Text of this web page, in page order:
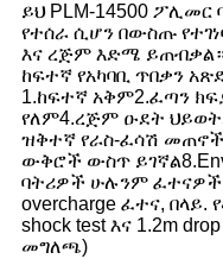
ይህ PLM-14500
የተሰራ ሲሆን በውስጡ
እና ረጅም እድሜ
ከፍተኛ የአካባቢ ጥበቃን
1.ከፍተኛ አቅም2.ፈጣን
የለም4.ረጅም ዑደት
ዝቅተኛ የራስ-ፈሳሽ
ውቅሮች ውስጥ
ባትሪዎች ሁሉንም ፈተናዎች
overcharge ፈተና, በላይ.
shock test እና 1.2m
መግለጫ)